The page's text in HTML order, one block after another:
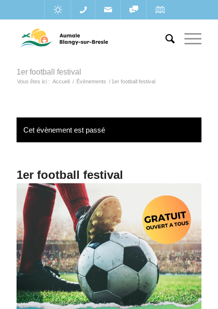
1er football festival
Vous êtes ici : Accueil / Évènements / 1er football festival
Cet évènement est passé
1er football festival